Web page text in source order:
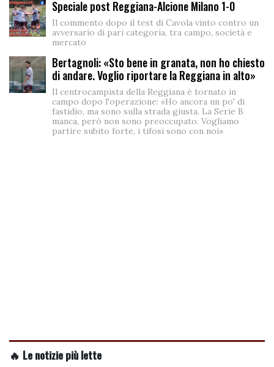
Speciale post Reggiana-Alcione Milano 1-0
Il commento dopo il test di Cavola vinto contro un
avversario di pari categoria, tra campo, società e
mercato
Bertagnoli: «Sto bene in granata, non ho chiesto
di andare. Voglio riportare la Reggiana in alto»
Il centrocampista della Reggiana è tornato in
campo dopo l'operazione: «Ho ancora un po' di
fastidio, ma sono sulla strada giusta. La Serie B
manca, però non sono preoccupato. Vogliamo
partire subito forte, i tifosi sono con noi»
🔥 Le notizie più lette